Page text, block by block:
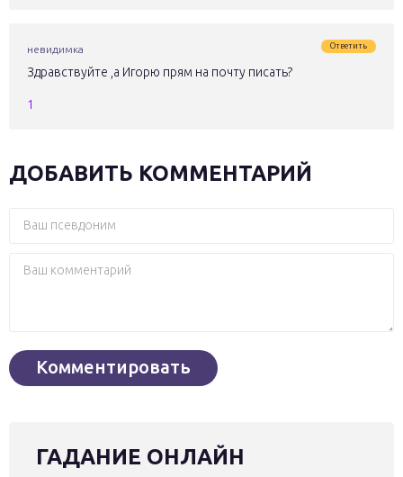
невидимка Ответить
Здравствуйте ,а Игорю прям на почту писать?
1
ДОБАВИТЬ КОММЕНТАРИЙ
ГАДАНИЕ ОНЛАЙН